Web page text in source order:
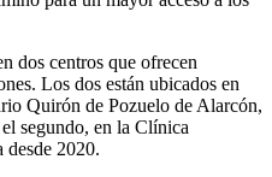
dos centros que ofrecen
Los dos están ubicados en
Quirón de Pozuelo de Alarcón,
segundo, en la Clínica
2020.